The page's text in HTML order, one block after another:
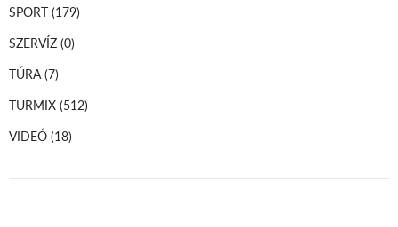
SPORT (179)
SZERVÍZ (0)
TÚRA (7)
TURMIX (512)
VIDEÓ (18)